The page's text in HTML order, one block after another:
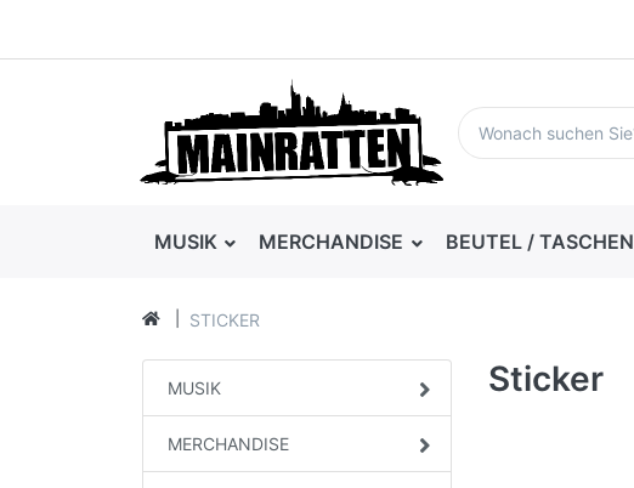
MUSIK MERCHANDISE BEUTEL / TASCHEN
STICKER
MUSIK
MERCHANDISE
Sticker